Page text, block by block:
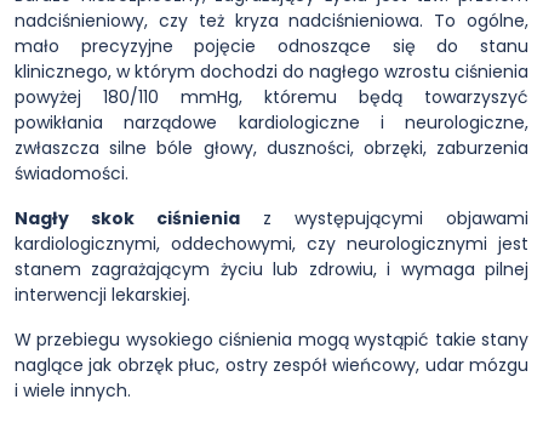
nadciśnieniowy, czy też kryza nadciśnieniowa. To ogólne,
mało precyzyjne pojęcie odnoszące się do stanu
klinicznego, w którym dochodzi do nagłego wzrostu ciśnienia
powyżej 180/110 mmHg, któremu będą towarzyszyć
powikłania narządowe kardiologiczne i neurologiczne,
zwłaszcza silne bóle głowy, duszności, obrzęki, zaburzenia
świadomości.
Nagły skok ciśnienia z występującymi objawami
kardiologicznymi, oddechowymi, czy neurologicznymi jest
stanem zagrażającym życiu lub zdrowiu, i wymaga pilnej
interwencji lekarskiej.
W przebiegu wysokiego ciśnienia mogą wystąpić takie stany
naglące jak obrzęk płuc, ostry zespół wieńcowy, udar mózgu
i wiele innych.